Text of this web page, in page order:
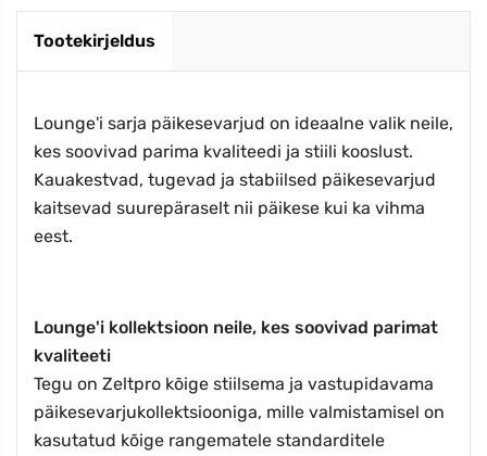
Tootekirjeldus
Lounge'i sarja päikesevarjud on ideaalne valik neile,
kes soovivad parima kvaliteedi ja stiili kooslust.
Kauakestvad, tugevad ja stabiilsed päikesevarjud
kaitsevad suurepäraselt nii päikese kui ka vihma
eest.
Lounge'i kollektsioon neile, kes soovivad parimat
kvaliteeti
Tegu on Zeltpro kõige stiilsema ja vastupidavama
päikesevarjukollektsiooniga, mille valmistamisel on
kasutatud kõige rangematele standarditele